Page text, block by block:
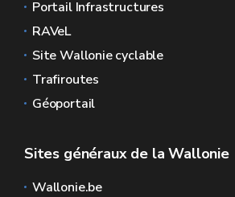
Portail Infrastructures
RAVeL
Site Wallonie cyclable
Trafiroutes
Géoportail
Sites généraux de la Wallonie
Wallonie.be